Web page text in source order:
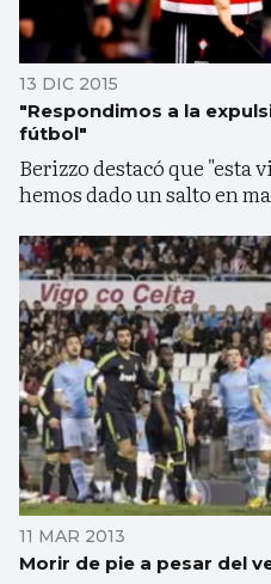
13 DIC 2015
"Respondimos a la
fútbol"
Berizzo destacó que "esta
hemos dado un salto en
11 MAR 2013
Morir de pie a pesar del